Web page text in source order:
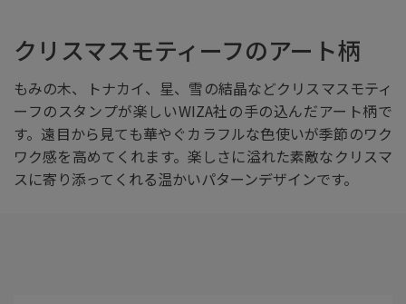
クリスマスモティーフのアート柄
もみの木、トナカイ、星、雪の結晶などクリスマスモティ
ーフのスタンプが楽しいWIZA社の手の込んだアート柄で
す。遠目から見ても華やぐカラフルな色使いが季節のワク
ワク感を高めてくれます。楽しさに溢れた素敵なクリスマ
スに寄り添ってくれる温かいパターンデザインです。